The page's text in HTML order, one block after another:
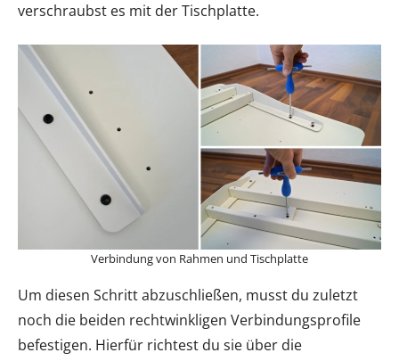
verschraubst es mit der Tischplatte.
Verbindung von Rahmen und Tischplatte
Um diesen Schritt abzuschließen, musst du zuletzt
noch die beiden rechtwinkligen Verbindungsprofile
befestigen. Hierfür richtest du sie über die